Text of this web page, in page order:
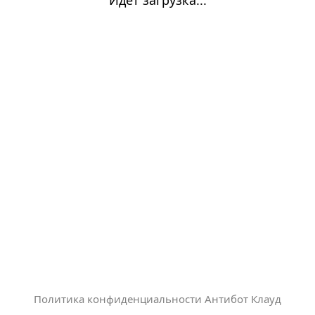
Политика конфиденциальности Антибот Клауд